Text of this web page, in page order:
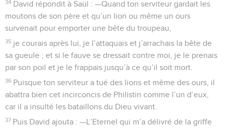
34 David répondit à Saül : —Quand ton serviteur gardait les
moutons de son père et qu’un lion ou même un ours
survenait pour emporter une bête du troupeau,
35 je courais après lui, je l’attaquais et j’arrachais la bête de
sa gueule ; et si le fauve se dressait contre moi, je le prenais
par son poil et je le frappais jusqu’à ce qu’il soit mort.
36 Puisque ton serviteur a tué des lions et même des ours, il
abattra bien cet incirconcis de Philistin comme l’un d’eux,
car il a insulté les bataillons du Dieu vivant.
37 Puis David ajouta : —L’Eternel qui m’a délivré de la griffe